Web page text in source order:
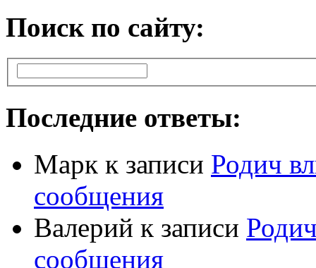
Поиск по сайту:
Последние ответы:
Марк к записи Родич
сообщения
Валерий к записи
сообщения